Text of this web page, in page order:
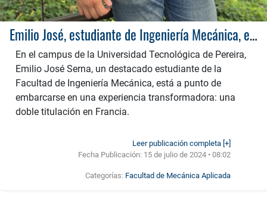
Emilio José, estudiante de Ingeniería Mecánica, emprende un viaje académico a Francia
En el campus de la Universidad Tecnológica de Pereira,
Emilio José Serna, un destacado estudiante de la
Facultad de Ingeniería Mecánica, está a punto de
embarcarse en una experiencia transformadora: una
doble titulación en Francia.
Leer publicación completa [+]
Fecha Publicación: 15 de julio de 2024 • 08:02
Categorías: Facultad de Mecánica Aplicada